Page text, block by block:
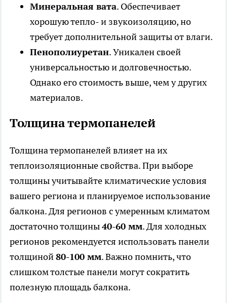
Минеральная вата. Обеспечивает
хорошую тепло- и звукоизоляцию, но
требует дополнительной защиты от влаги.
Пенополиуретан. Уникален своей
универсальностью и долговечностью.
Однако его стоимость выше, чем у других
материалов.
Толщина термопанелей
Толщина термопанелей влияет на их
теплоизоляционные свойства. При выборе
толщины учитывайте климатические условия
вашего региона и планируемое использование
балкона. Для регионов с умеренным климатом
достаточно толщины40-60 мм. Для холодных
регионов рекомендуется использовать панели
толщиной80-100 мм. Важно помнить, что
слишком толстые панели могут сократить
полезную площадь балкона.